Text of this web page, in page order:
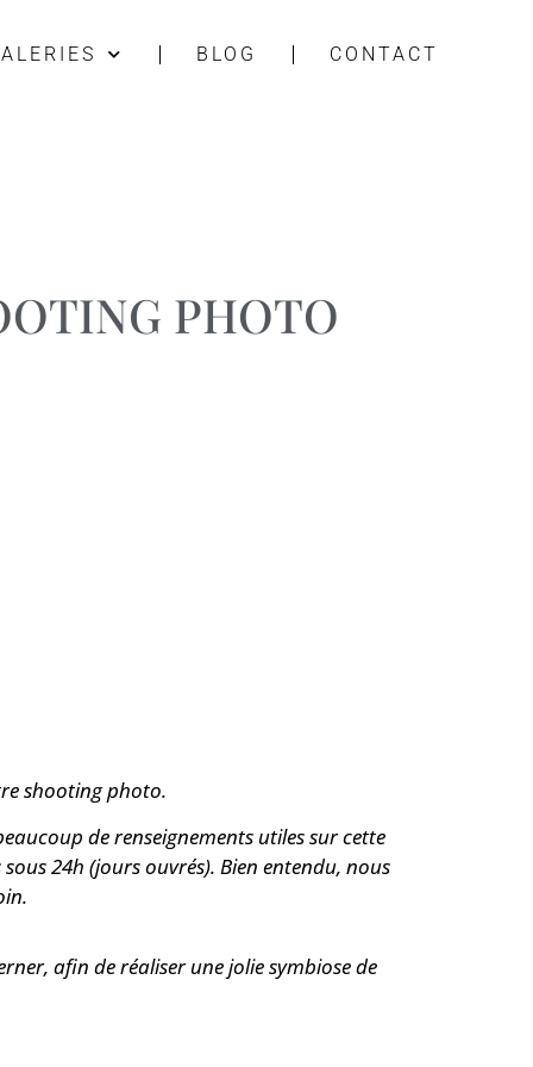
BLOG CONTACT
PHOTO
shooting photo.
de renseignements utiles sur cette
sous 24h (jours ouvrés). Bien entendu, nous
afin de réaliser une jolie symbiose de